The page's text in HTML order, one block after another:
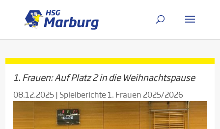
1. Frauen: Auf Platz 2 in die Weihnachtspause
08.12.2025| Spielberichte 1. Frauen 2025/2026